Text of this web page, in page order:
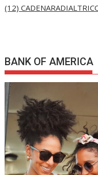
(12)
BANK OF AMERICA